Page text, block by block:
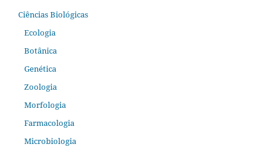
Ciências Biológicas
Ecologia
Botânica
Genética
Zoologia
Morfologia
Farmacologia
Microbiologia